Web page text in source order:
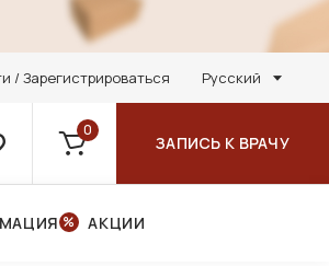
/ Зарегистрироваться Русский
0
ЗАПИСЬ К ВРАЧУ
АКЦИИ